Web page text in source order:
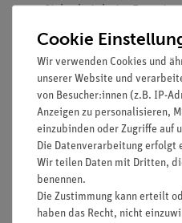
Ausstattung und technische
Geeignet für Lampen mit
Spannung: max. 60V-/
Maße (mm): 130 x 95 x
Cookie
Wir verwenden Cookies und
unserer Website und
von Besucher:innen (z.B. IP-
Anzeigen zu personalisieren,
einzubinden oder Zugriffe auf
Die Datenverarbeitung erfolgt
Wir teilen Daten mit Dritten,
benennen.
Die Zustimmung kann erteilt
haben das Recht, nicht